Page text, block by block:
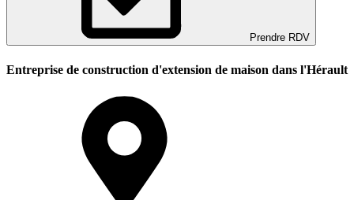
Prendre RDV
Entreprise de construction d'extension de maison dans l'Hérault